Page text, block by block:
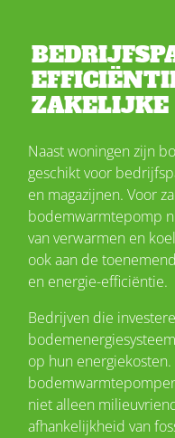
Naast woningen zijn
geschikt voor
en magazijnen. Voor
bodemwarmtepomp
van verwarmen en
ook aan de
en energie-efficiëntie.
Bedrijven die
op hun
niet alleen
afhankelijkheid van